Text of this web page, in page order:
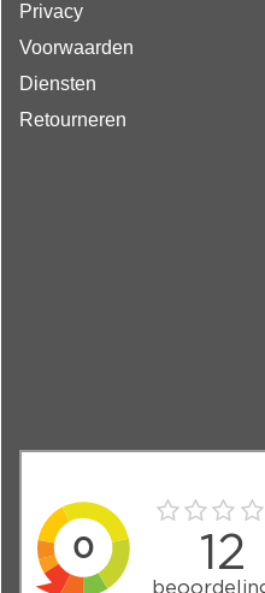
Privacy
Voorwaarden
Diensten
Retourneren